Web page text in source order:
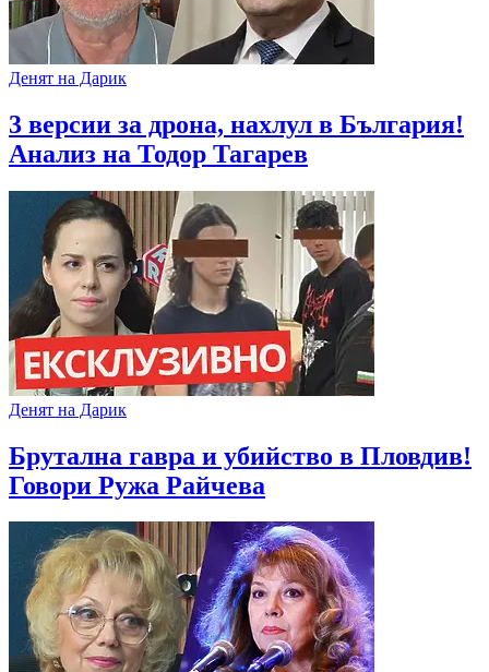
Денят на Дарик
3 версии за дрона, нахлул в България!
Анализ на Тодор Тагарев
Денят на Дарик
Брутална гавра и убийство в Пловдив!
Говори Ружа Райчева